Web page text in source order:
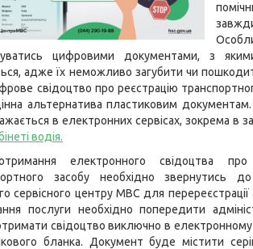
цифровими документами, з
адже їх неможливо загубити чи
свідоцтво про реєстрацію
альтернатива пластиковим
в електронних сервісах, зокрема в
водія.
електронного свідоцтва про
засобу необхідно звернутись
сервісного центру МВС для перереєстрації
послуги необхідно попередити
свідоцтво виключно в
бланка. Документ буде містити